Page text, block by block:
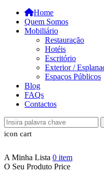
Home
Quem Somos
Mobiliário
Restauração
Hotéis
Escritório
Exterior /
Espaços Públicos
Blog
FAQs
Contactos
icon cart
A Minha Lista 0 item
O Seu Produto Price